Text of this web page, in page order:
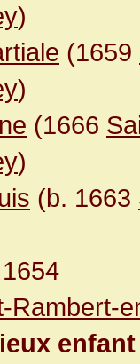
)
(1659
)
(1666
)
(b. 1663
Rambert-
enfant